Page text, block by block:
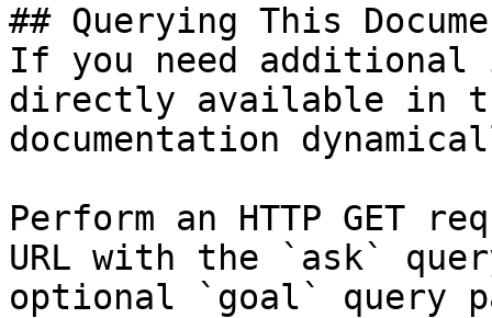
## Querying This
If you need
directly available in
documentation
Perform an HTTP GET
URL with the `ask`
optional `goal` query